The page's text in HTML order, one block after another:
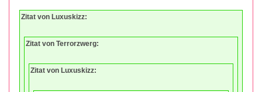
Zitat von Luxuskizz:
Zitat von Terrorzwerg:
Zitat von Luxuskizz: